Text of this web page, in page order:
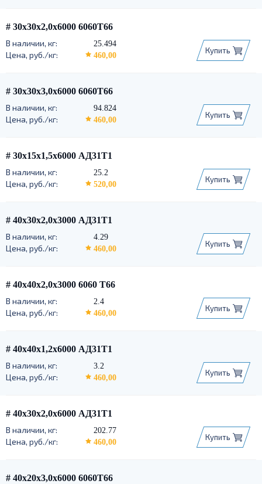
# 30х30х2,0х6000 6060Т66
25.494
460,00
Купить
# 30х30х3,0х6000 6060Т66
94.824
460,00
Купить
# 30х15х1,5х6000 АД31Т1
25.2
520,00
Купить
# 40х30х2,0х3000 АД31Т1
4.29
460,00
Купить
# 40х40х2,0х3000 6060 Т66
2.4
460,00
Купить
# 40х40х1,2х6000 АД31Т1
3.2
460,00
Купить
# 40х30х2,0х6000 АД31Т1
202.77
460,00
Купить
# 40х20х3,0х6000 6060Т66